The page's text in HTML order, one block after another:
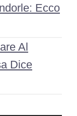
Ecco
Al
Dice